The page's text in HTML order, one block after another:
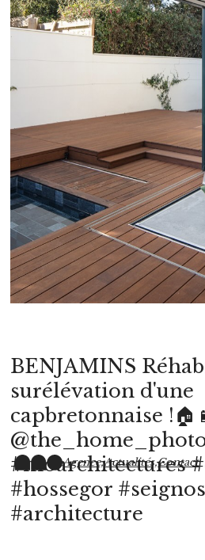
BENJAMINS
surélévation d'une
capbretonnaise !🏠
#moarchitectures
#hossegor
#architecture
Agence,Actualités,Contact